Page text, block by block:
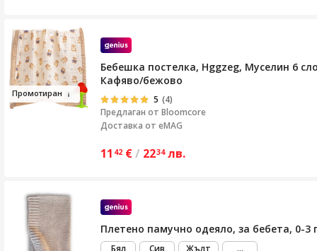
Промотиран
Бебешка постелка, Hggzeg, Муселин 6
Кафяво/бежово
5 (4)
Предлаган от Bloomcore
Доставка от eMAG
11 42 €/ 2234 лв.
Плетено памучно одеяло, за бебета, 0-
Бял Сив Жълт ...виж